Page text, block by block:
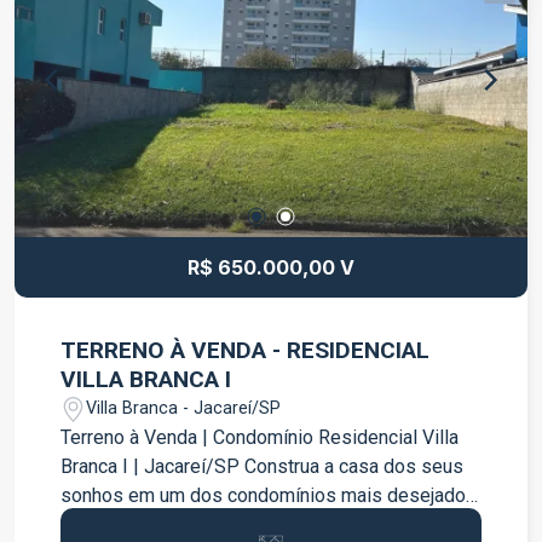
Entre em contato para mais informações e
agende sua visita.
R$ 650.000,00 V
TERRENO À VENDA - RESIDENCIAL
VILLA BRANCA I
Villa Branca - Jacareí/SP
Terreno à Venda | Condomínio Residencial Villa
Branca I | Jacareí/SP Construa a casa dos seus
sonhos em um dos condomínios mais desejados
de Jacareí! Este excelente terreno possui 350m²,